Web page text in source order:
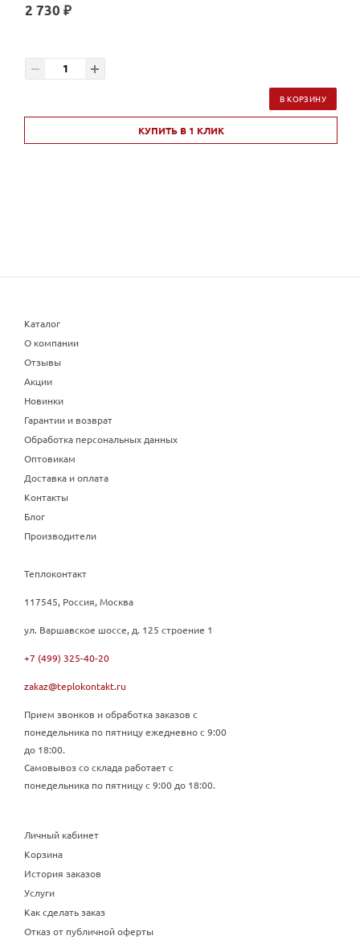
2 730 ₽
В КОРЗИНУ
КУПИТЬ В 1 КЛИК
Каталог
О компании
Отзывы
Акции
Новинки
Гарантии и возврат
Обработка персональных данных
Оптовикам
Доставка и оплата
Контакты
Блог
Производители
Теплоконтакт
117545, Россия, Москва
ул. Варшавское шоссе, д. 125 строение 1
+7 (499) 325-40-20
zakaz@teplokontakt.ru
Прием звонков и обработка заказов с
понедельника по пятницу ежедневно с 9:00
до 18:00.
Самовывоз со склада работает с
понедельника по пятницу с 9:00 до 18:00.
Личный кабинет
Корзина
История заказов
Услуги
Как сделать заказ
Отказ от публичной оферты